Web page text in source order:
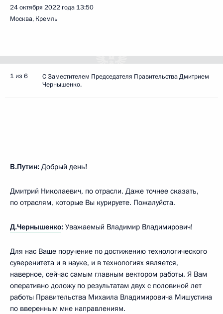
24 октября 2022 года 13:50
Москва, Кремль
1 из 6
С Заместителем Председателя Правительства Дмитрием
Чернышенко.
В.Путин: Добрый день!
Дмитрий Николаевич, по отрасли. Даже точнее сказать,
по отраслям, которые Вы курируете. Пожалуйста.
Д.Чернышенко: Уважаемый Владимир Владимирович!
Для нас Ваше поручение по достижению технологического
суверенитета и в науке, и в технологиях является,
наверное, сейчас самым главным вектором работы. Я Вам
оперативно доложу по результатам двух с половиной лет
работы Правительства Михаила Владимировича Мишустина
по вверенным мне направлениям.